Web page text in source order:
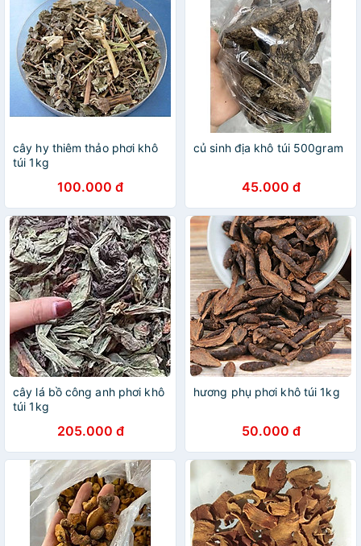
cây hy thiêm thảo phơi khô
túi 1kg
100.000 đ
củ sinh địa khô túi 500gram
45.000 đ
cây lá bồ công anh phơi khô
túi 1kg
205.000 đ
hương phụ phơi khô túi 1kg
50.000 đ